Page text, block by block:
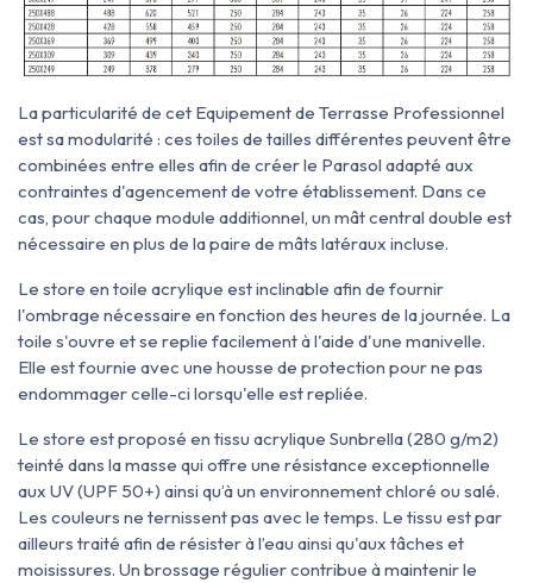
La particularité de cet Equipement de Terrasse Professionnel
est sa modularité : ces toiles de tailles différentes peuvent être
combinées entre elles afin de créer le Parasol adapté aux
contraintes d'agencement de votre établissement. Dans ce
cas, pour chaque module additionnel, un mât central double est
nécessaire en plus de la paire de mâts latéraux incluse.
Le store en toile acrylique est inclinable afin de fournir
l'ombrage nécessaire en fonction des heures de la journée. La
toile s'ouvre et se replie facilement à l'aide d'une manivelle.
Elle est fournie avec une housse de protection pour ne pas
endommager celle-ci lorsqu'elle est repliée.
Le store est proposé en tissu acrylique Sunbrella (280 g/m2)
teinté dans la masse qui offre une résistance exceptionnelle
aux UV (UPF 50+) ainsi qu’à un environnement chloré ou salé.
Les couleurs ne ternissent pas avec le temps. Le tissu est par
ailleurs traité afin de résister à l’eau ainsi qu'aux tâches et
moisissures. Un brossage régulier contribue à maintenir le